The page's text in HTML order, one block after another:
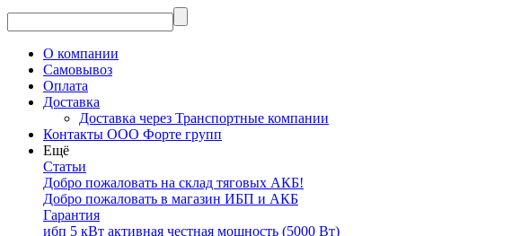
О компании
Самовывоз
Оплата
Доставка
Доставка через Транспортные компании
Контакты ООО Форте групп
Ещё
Статьи
Добро пожаловать на склад тяговых АКБ!
Добро пожаловать в магазин ИБП и АКБ
Гарантия
ибп 5 кВт активная честная мощность (5000 Вт)